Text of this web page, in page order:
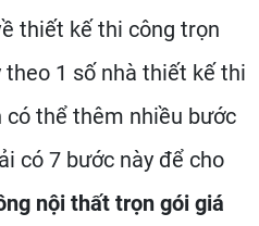
thiết kế thi công trọn
1 số nhà thiết kế thi
thể thêm nhiều bước
có 7 bước này để cho
nội thất trọn gói giá